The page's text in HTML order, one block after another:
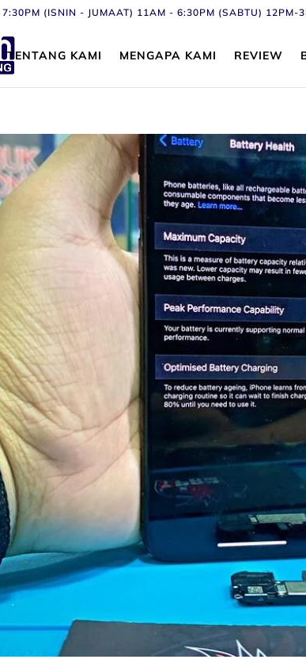
(ISNIN - JUMAAT) 11AM - 6:30PM (SABTU) 12PM-
TENTANG KAMI MENGAPA KAMI REVIEW